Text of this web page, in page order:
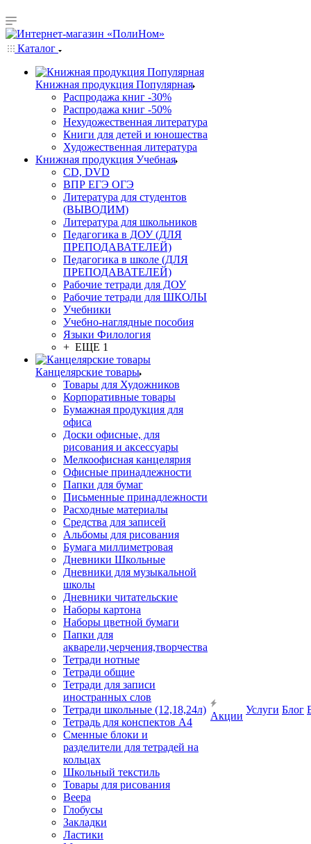
Каталог
Книжная продукция Популярная
Распродажа книг -30%
Распродажа книг -50%
Нехудожественная литература
Книги для детей и юношества
Художественная литература
Книжная продукция Учебная
CD, DVD
ВПР ЕГЭ ОГЭ
Литература для студентов
(ВЫВОДИМ)
Литература для школьников
Педагогика в ДОУ (ДЛЯ
ПРЕПОДАВАТЕЛЕЙ)
Педагогика в школе (ДЛЯ
ПРЕПОДАВАТЕЛЕЙ)
Рабочие тетради для ДОУ
Рабочие тетради для ШКОЛЫ
Учебники
Учебно-наглядные пособия
Языки Филология
+ ЕЩЕ 1
Канцелярские товары
Товары для Художников
Корпоративные товары
Бумажная продукция для
офиса
Доски офисные, для
рисования и аксессуары
Мелкоофисная канцелярия
Офисные принадлежности
Папки для бумаг
Письменные принадлежности
Расходные материалы
Средства для записей
Альбомы для рисования
Бумага миллиметровая
Дневники Школьные
Дневники для музыкальной
школы
Дневники читательские
Наборы картона
Наборы цветной бумаги
Папки для
акварели,черчения,творчества
Тетради нотные
Тетради общие
Тетради для записи
иностранных слов
Тетради школьные (12,18,24л)
Тетрадь для конспектов А4
Сменные блоки и
разделители для тетрадей на
кольцах
Школьный текстиль
Товары для рисования
Веера
Глобусы
Закладки
Ластики
Акции
Услуги Блог